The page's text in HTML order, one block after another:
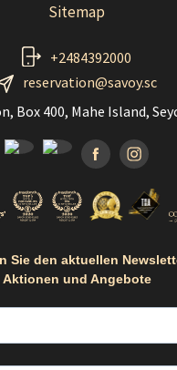
Sitemap
+2484392000
reservation@savoy.sc
Box 400, Mahe Island,
Facebook
Sie den aktuellen
Aktionen und Angebote